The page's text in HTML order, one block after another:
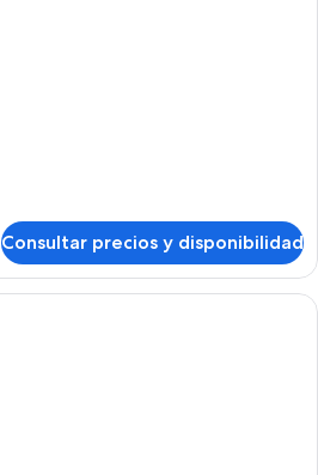
Consultar precios y disponibilidad